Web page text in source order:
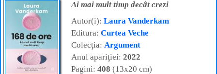
Ai mai mult timp decât crezi
Autor(i): Laura Vanderkam
Editura: Curtea Veche
Colecţia: Argument
Anul apariţiei: 2022
Pagini: 408 (13x20 cm)